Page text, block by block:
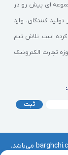
ای پیش رو در
کنندگان، وارد
کرده است. تلاش تیم
تجارت الکترونیک
ثبت
تمامی حقوق این وبسایت محفوظ و متعلق به barghchi.com می‌باشد.